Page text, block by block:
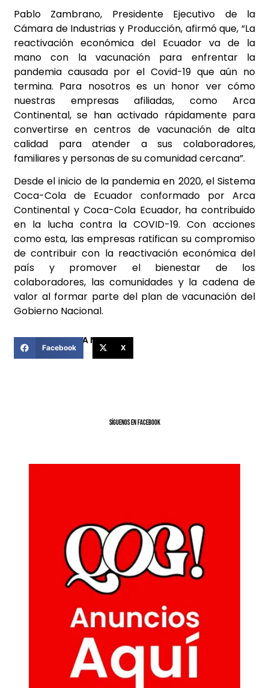
Pablo Zambrano, Presidente Ejecutivo de la
Cámara de Industrias y Producción, afirmó que, “La
reactivación económica del Ecuador va de la
mano con la vacunación para enfrentar la
pandemia causada por el Covid-19 que aún no
termina. Para nosotros es un honor ver cómo
nuestras empresas afiliadas, como Arca
Continental, se han activado rápidamente para
convertirse en centros de vacunación de alta
calidad para atender a sus colaboradores,
familiares y personas de su comunidad cercana”.
Desde el inicio de la pandemia en 2020, el Sistema
Coca-Cola de Ecuador conformado por Arca
Continental y Coca-Cola Ecuador, ha contribuido
en la lucha contra la COVID-19. Con acciones
como esta, las empresas ratifican su compromiso
de contribuir con la reactivación económica del
país y promover el bienestar de los
colaboradores, las comunidades y la cadena de
valor al formar parte del plan de vacunación del
Gobierno Nacional.
COMPARTIR ESTA NOTICIA
Facebook X
SíGUENOS EN FACEBOOK